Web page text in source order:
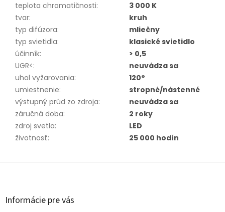
teplota chromatičnosti:
3 000 K
tvar:
kruh
typ difúzora:
mliečny
typ svietidla:
klasické svietidlo
účinník:
> 0,5
UGR<:
neuvádza sa
uhol vyžarovania:
120°
umiestnenie:
stropné/nástenné
výstupný prúd zo zdroja:
neuvádza sa
záručná doba:
2 roky
zdroj svetla:
LED
životnosť: 25 000 hodín
Z
Informácie pre vás